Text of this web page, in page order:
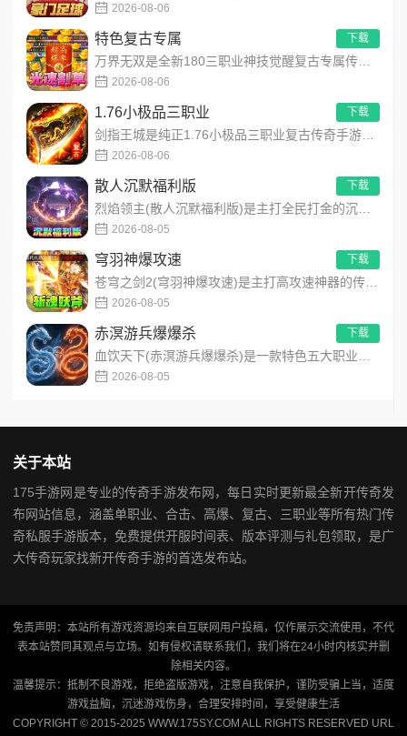
2026-08-06
特色复古专属
2026-08-06
下载
1.76小极品三职业
2026-08-06
下载
散人沉默福利版
2026-08-05
下载
穹羽神爆攻速
2026-08-05
下载
赤溟游兵爆爆杀
2026-08-05
下载
关于本站
175手游网是专业的传奇手游发布网，每日实时更新最全新开传奇发
布网站信息，涵盖单职业、合击、高爆、复古、三职业等所有热门传
奇私服手游版本，免费提供开服时间表、版本评测与礼包领取，是广
大传奇玩家找新开传奇手游的首选发布站。
免责声明：本站所有游戏资源均来自互联网用户投稿，仅作展示交流使用，不代
表本站赞同其观点与立场。如有侵权请联系我们，我们将在24小时内核实并删
除相关内容。
温馨提示：抵制不良游戏，拒绝盗版游戏，注意自我保护，谨防受骗上当，适度
游戏益脑，沉迷游戏伤身，合理安排时间，享受健康生活
COPYRIGHT © 2015-2025 WWW.175SY.COM ALL RIGHTS RESERVED URL